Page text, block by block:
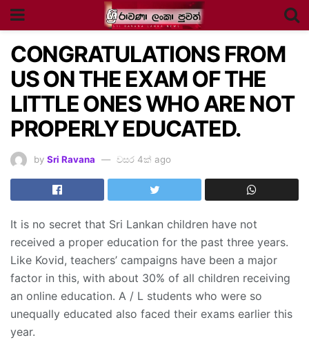
CONGRATULATIONS FROM
US ON THE EXAM OF THE
LITTLE ONES WHO ARE NOT
PROPERLY EDUCATED.
by Sri Ravana වසර 4ක් ago
It is no secret that Sri Lankan children have not
received a proper education for the past three years.
Like Kovid, teachers’ campaigns have been a major
factor in this, with about 30% of all children receiving
an online education. A / L students who were so
unequally educated also faced their exams earlier this
year.